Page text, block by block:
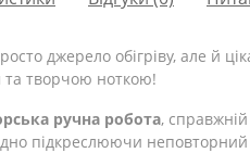
джерело обігріву, але й
творчою ноткою!
ручна робота,
підкреслюючи